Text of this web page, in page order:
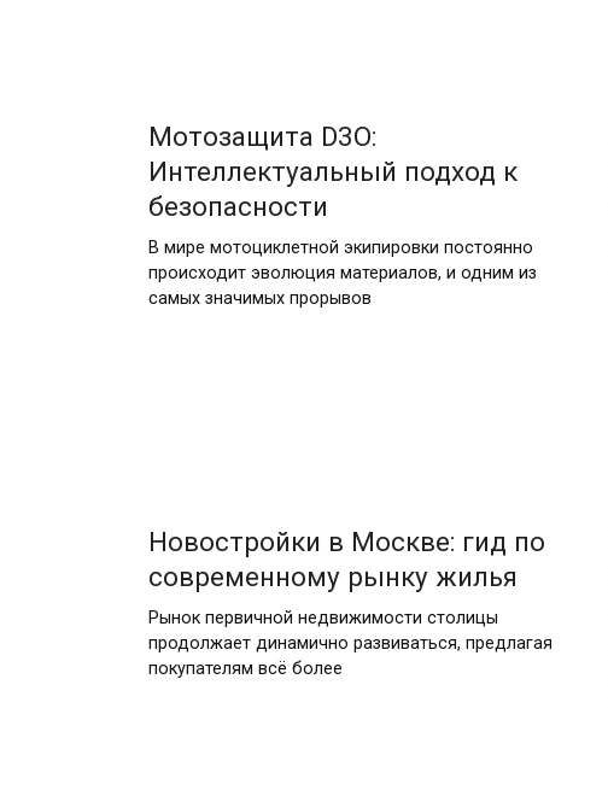
Мотозащита D3O:
Интеллектуальный подход к
безопасности
В мире мотоциклетной экипировки постоянно
происходит эволюция материалов, и одним из
самых значимых прорывов
Новостройки в Москве: гид по
современному рынку жилья
Рынок первичной недвижимости столицы
продолжает динамично развиваться, предлагая
покупателям всё более